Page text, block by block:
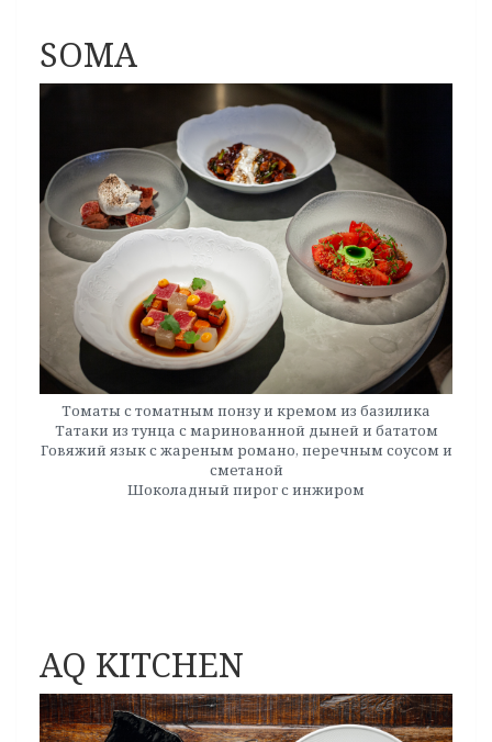
SOMA
Томаты с томатным понзу и кремом из базилика
Татаки из тунца с маринованной дыней и бататом
Говяжий язык с жареным романо, перечным соусом и
сметаной
Шоколадный пирог с инжиром
AQ KITCHEN